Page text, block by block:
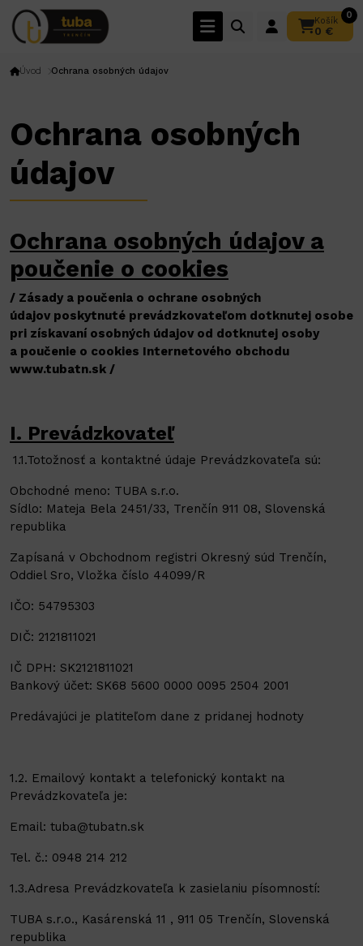
Košík
0
0 €
Úvod Ochrana osobných údajov
Ochrana osobných
údajov
Ochrana osobných údajov a
poučenie o cookies
/ Zásady a poučenia o ochrane osobných
údajov poskytnuté prevádzkovateľom dotknutej osobe
pri získavaní osobných údajov od dotknutej osoby
a poučenie o cookies Internetového obchodu
www.tubatn.sk /
I. Prevádzkovateľ
1.1.Totožnosť a kontaktné údaje Prevádzkovateľa sú:
Obchodné meno: TUBA s.r.o.
Sídlo: Mateja Bela 2451/33, Trenčín 911 08, Slovenská
republika
Zapísaná v Obchodnom registri Okresný súd Trenčín,
Oddiel Sro, Vložka číslo 44099/R
IČO: 54795303
DIČ: 2121811021
IČ DPH: SK2121811021
Bankový účet: SK68 5600 0000 0095 2504 2001
Predávajúci je platiteľom dane z pridanej hodnoty
1.2. Emailový kontakt a telefonický kontakt na
Prevádzkovateľa je:
Email: tuba@tubatn.sk
Tel. č.: 0948 214 212
1.3.Adresa Prevádzkovateľa k zasielaniu písomností:
TUBA s.r.o., Kasárenská 11 , 911 05 Trenčín, Slovenská
republika